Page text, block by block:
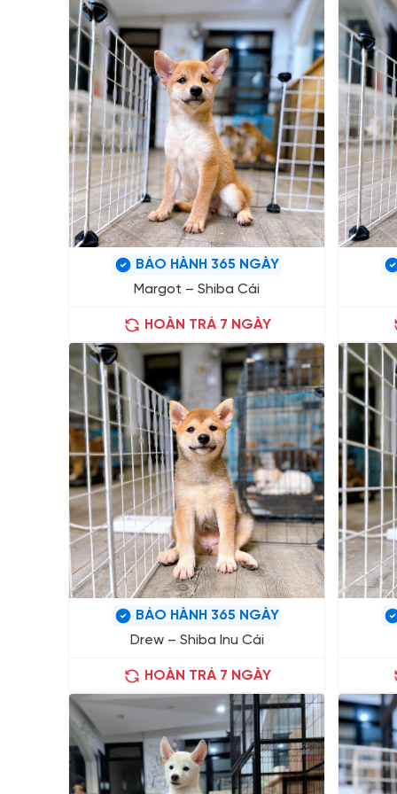
BẢO HÀNH 365 NGÀY
Margot – Shiba Cái
HOÀN TRẢ 7 NGÀY
BẢO HÀNH 365 NGÀY
Drew – Shiba Inu Cái
HOÀN TRẢ 7 NGÀY